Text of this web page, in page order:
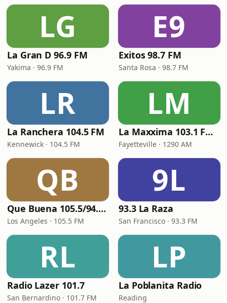
LG
La Gran D 96.9 FM
Yakima · 96.9 FM
E9
Exitos 98.7 FM
Santa Rosa · 98.7 FM
LR
La Ranchera 104.5 FM
Kennewick · 104.5 FM
LM
La Maxxima 103.1 FM & 1290 AM
Fayetteville · 1290 AM
QB
Que Buena 105.5/94.3 FM
Los Angeles · 105.5 FM
9L
93.3 La Raza
San Francisco · 93.3 FM
RL
Radio Lazer 101.7
San Bernardino · 101.7 FM
LP
La Poblanita Radio
Reading